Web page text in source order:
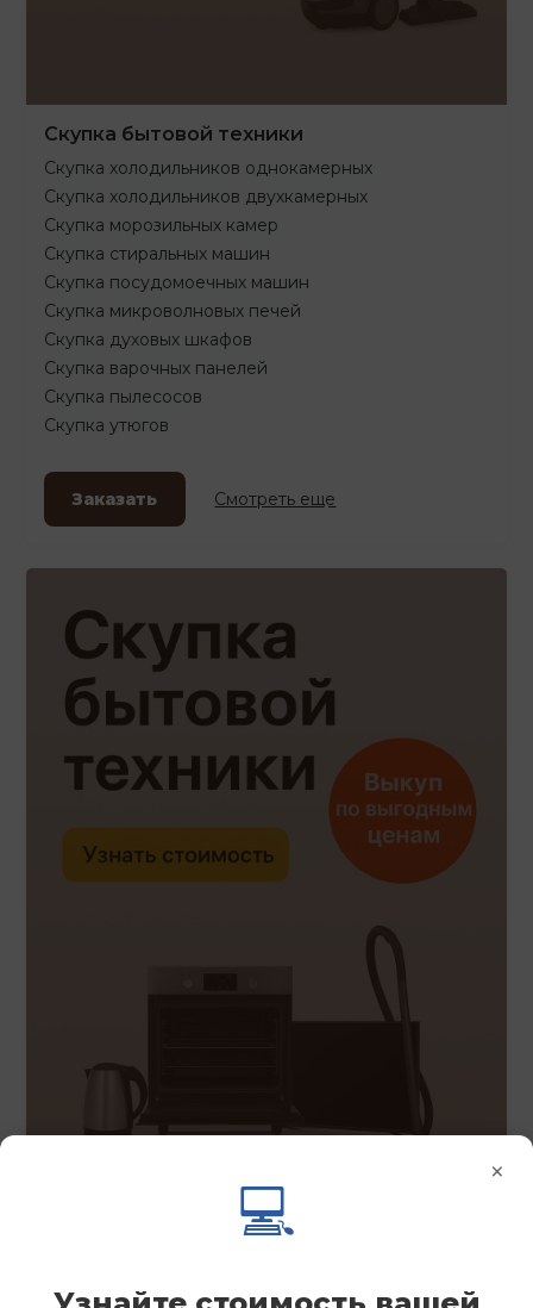
Скупка бытовой техники
Скупка холодильников однокамерных
Скупка холодильников двухкамерных
Скупка морозильных камер
Скупка стиральных машин
Скупка посудомоечных машин
Скупка микроволновых печей
Скупка духовых шкафов
Скупка варочных панелей
Скупка пылесосов
Скупка утюгов
Заказать Смотреть еще
×
💻